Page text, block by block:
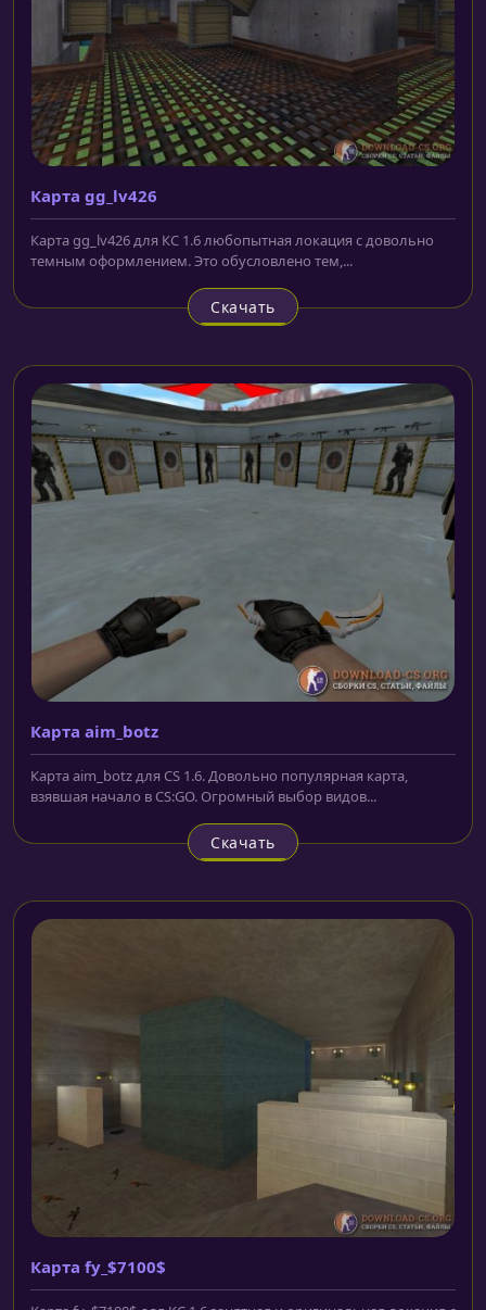
Карта gg_lv426
Карта gg_lv426 для КС 1.6 любопытная локация с довольно
темным оформлением. Это обусловлено тем,...
Скачать
Карта aim_botz
Карта aim_botz для CS 1.6. Довольно популярная карта,
взявшая начало в CS:GO. Огромный выбор видов...
Скачать
Карта fy_$7100$